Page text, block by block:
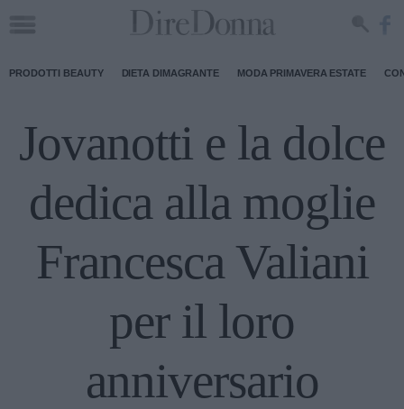
PRODOTTI BEAUTY DIETA DIMAGRANTE MODA PRIMAVERA ESTATE
Jovanotti e la dolce
dedica alla moglie
Francesca Valiani
per il loro
anniversario